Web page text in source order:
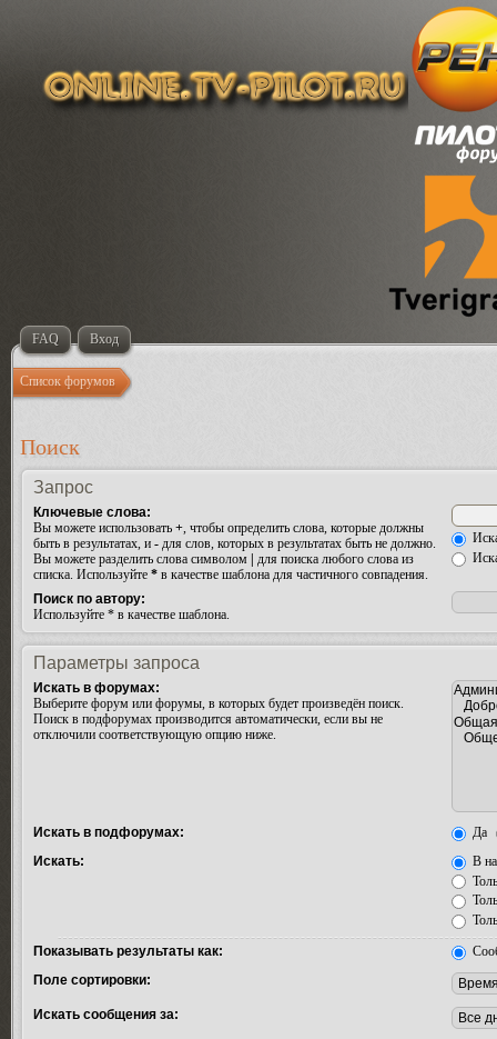
FAQ Вход
Список форумов
Поиск
Запрос
Ключевые слова:
Вы можете использовать +, чтобы определить слова, которые должны
быть в результатах, и - для слов, которых в результатах быть не должно.
Вы можете разделить слова символом
для поиска любого слова из
списка. Используйте * в качестве шаблона для частичного совпадения.
Поиск по автору:
Используйте * в качестве шаблона.
Параметры запроса
Искать в форумах:
Выберите форум или форумы, в которых будет произведён поиск.
Поиск в подфорумах производится автоматически, если вы не
отключили соответствующую опцию ниже.
Искать в подфорумах:
Да
Искать:
В
Показывать результаты как:
Поле сортировки:
Искать сообщения за: